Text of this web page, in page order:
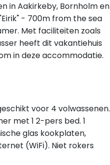
in Aakirkeby, Bornholm en
- 700m from the sea
Met faciliteiten zoals
heeft dit vakantiehuis
in deze accommodatie.
voor 4 volwassenen.
met 1 2-pers bed. 1
glas kookplaten,
(WiFi). Niet rokers